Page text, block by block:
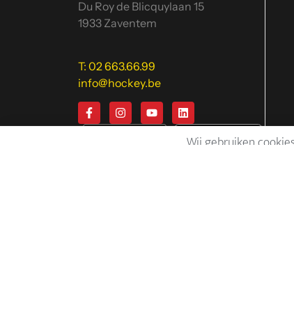
Du Roy de Blicquylaan 15
1933 Zaventem
T: 02 663.66.99
info@hockey.be
Wij gebruiken